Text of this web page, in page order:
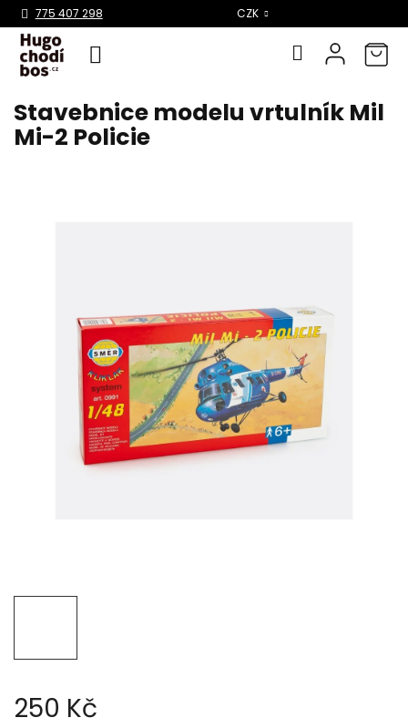
Přejít
obsah
775 407 298 CZK
Stavebnice modelu vrtulník Mil
Mi-2 Policie
250 Kč